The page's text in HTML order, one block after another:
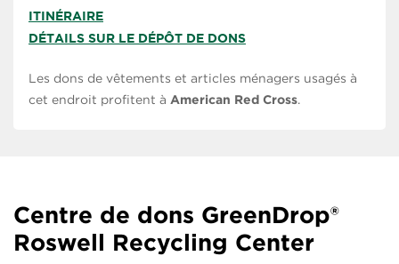
ITINÉRAIRE
DÉTAILS SUR LE DÉPÔT DE DONS
Les dons de vêtements et articles ménagers usagés à
cet endroit profitent à American Red Cross.
Centre de dons GreenDrop®
Roswell Recycling Center